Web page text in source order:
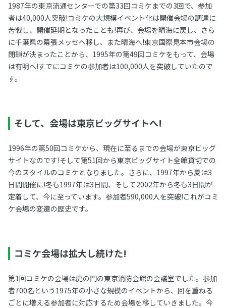
1987年の東京流通センターでの第33回コミケまでの3回で、参加
者は40,000人突破!コミケの大規模イベント化は開催会場の調達に
苦戦し、開催延期となったことも!再び、会場を晴海に戻し、さら
に千葉県の幕張メッセへ移し、また晴海へ!東京国際見本市会場の
閉鎖が決まったことから、1995年の第49回コミケをもって、会場
は有明へ!すでにコミケの参加者は100,000人を突破していたので
す。
そして、会場は東京ビッグサイトへ!
1996年の第50回コミケから、現在に至るまでの会場が東京ビッグ
サイトなのです!そして第51回から東京ビッグサイト全館貸切での
今のスタイルのコミケとなりました。さらに、1997年から夏は3
日間開催に!冬も1997年は3日間、そして2002年から冬も3日間が
定着して、今に至っています。参加者590,000人を突破!これがコミ
ケ会場の変遷の歴史です。
コミケ会場は拡大し続けた!
第1回コミケの会場は虎の門の東京消防会館の会議室でした。参加
者700名という1975年の小さな規模のイベントから、回を重ねる
ごとに増える参加者に対応するため会場を移していきました。今